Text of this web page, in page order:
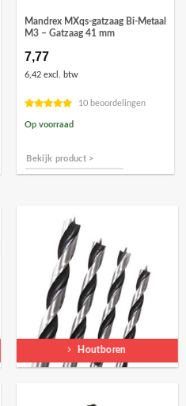
Mandrex MXqs-gatzaag Bi-Metaal
M3 – Gatzaag 41 mm
7,77
6,42 excl. btw
10 beoordelingen
Op voorraad
Bekijk product >
Houtboren